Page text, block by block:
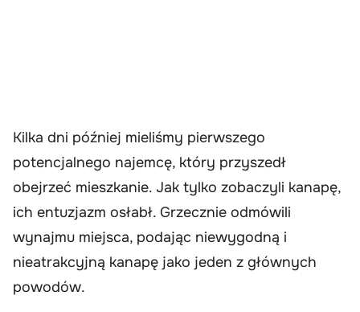
Kilka dni później mieliśmy pierwszego
potencjalnego najemcę, który przyszedł
obejrzeć mieszkanie. Jak tylko zobaczyli kanapę,
ich entuzjazm osłabł. Grzecznie odmówili
wynajmu miejsca, podając niewygodną i
nieatrakcyjną kanapę jako jeden z głównych
powodów.